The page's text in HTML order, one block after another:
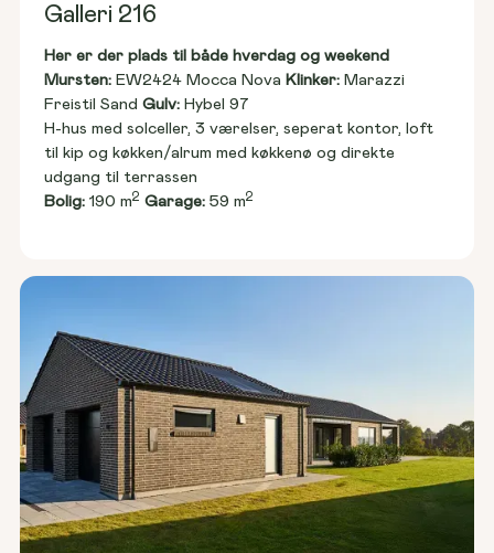
Galleri 216
Her er der plads til både hverdag og weekend
Mursten: EW2424 Mocca Nova Klinker: Marazzi
Freistil Sand Gulv: Hybel 97
H-hus med solceller, 3 værelser, seperat kontor, loft
til kip og køkken/alrum med køkkenø og direkte
udgang til terrassen
Bolig: 190 m2 Garage: 59 m2